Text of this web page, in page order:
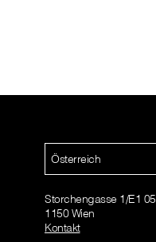
Österreich
Storchengasse 1/E1 05
1150 Wien
Kontakt